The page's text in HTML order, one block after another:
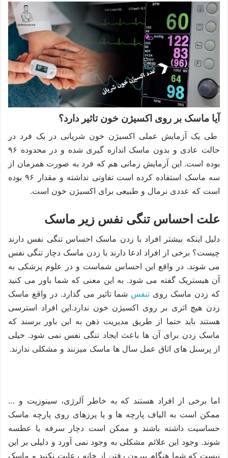
آیا ماسک بر روی اکسیژن خون تاثیر دارد؟
طی یک آزمایش عملی اکسیژن خون شریانی در یک فرد در
حالت عادی و بدون ماسک اندازه گیری شده و در محدوده ۹۶
بوده است. این آزمایش زمانی هم که فرد به صورت همزمان از
سه ماسک استفاده کرده است تفاوتی نداشته و مقدار ۹۶ بوده
است که عددی نرمال و طبیعی برای اکسیژن خون است.
علت احساس تنگی نفس زیر ماسک
دلیل اینکه بیشتر افراد با زدن ماسک احساس تنگی نفس دارند
چیست؟ برخی از افراد ادعا دارند با زدن ماسک دچار تنگی نفس
می شوند. در واقع این احساس شماست و در علوم پزشکی به
آن هیستریک گفته می شود. به این معنی که شما باور می کنید
که زدن ماسک روی تنفس شما تاثیر می گذارد. در واقع ماسک
زدن هیچ اثری بر روی اکسیژن خون ندارد.این افراد استرسی
هستند باید حتما از طریق مدیریت ذهن به این باور برسند که
ماسک زدن برای آن ها باعث ایجاد تنگی نفس نمی شود. خیلی
از پرسنل های اتاق عمل سال ها ماسک میزنند و مشکلی ندارند.
اما برخی از افراد هستند که به خاطر آلرژی، سینوزیت و …
ممکن است به الیاف پارچه ها و یا پرزهای روی پارچه ماسک
حساسیت داشته باشند و ممکن است دچار سرفه یا عطسه
شوند. وجود این علائم مشکلی به وجود نمی آورد و دلیلی بر این
نیست که شما هنگام بیرون رفتن از خانه رعایت نکنید و ماسک